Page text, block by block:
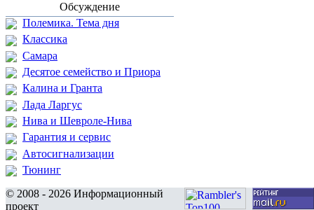
Обсуждение
Полемика. Тема дня
Классика
Самара
Десятое семейство и Приора
Калина и Гранта
Лада Ларгус
Нива и Шевроле-Нива
Гарантия и сервис
Автосигнализации
Тюнинг
© 2008 - 2026 Информационный
проект